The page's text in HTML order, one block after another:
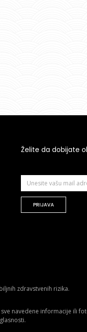
Želite da dobijate
PRIJAVA
zdravstvenih rizika.
navedene informacije ili